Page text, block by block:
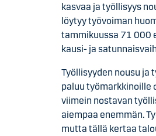
kasvaa ja työllisyys
löytyy työvoiman
tammikuussa 71 000
kausi- ja
Työllisyyden nousu ja
paluu työmarkkinoille
viimein nostavan
aiempaa enemmän.
mutta tällä kertaa